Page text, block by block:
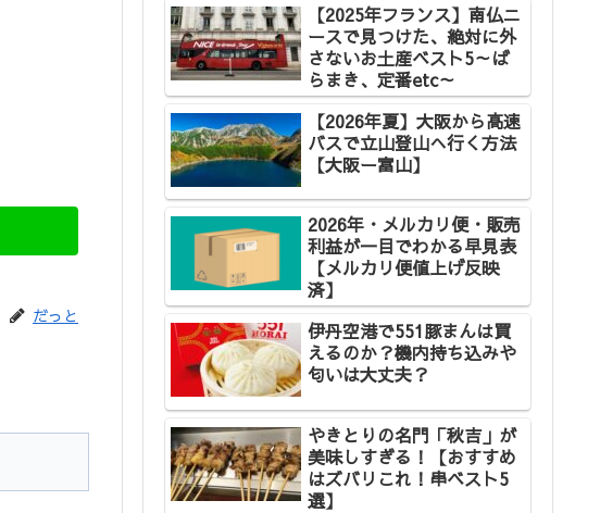
だっと
【2025年フランス】南仏ニ
ースで見つけた、絶対に外
さないお土産ベスト5～ば
らまき、定番etc～
【2026年夏】大阪から高速
バスで立山登山へ行く方法
【大阪ー富山】
2026年・メルカリ便・販売
利益が一目でわかる早見表
【メルカリ便値上げ反映
済】
伊丹空港で551豚まんは買
えるのか？機内持ち込みや
匂いは大丈夫？
やきとりの名門「秋吉」が
美味しすぎる！【おすすめ
はズバリこれ！串ベスト5
選】